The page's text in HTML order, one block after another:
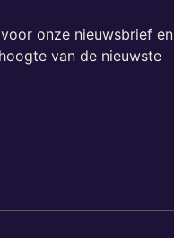
onze nieuwsbrief en
van de nieuwste